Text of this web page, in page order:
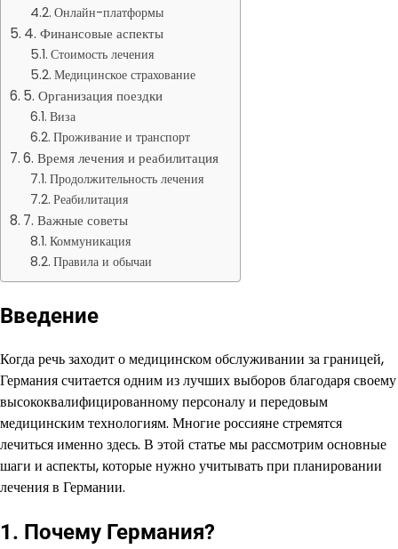
Онлайн-платформы
4. Финансовые аспекты
Стоимость лечения
Медицинское страхование
5. Организация поездки
Виза
Проживание и транспорт
6. Время лечения и реабилитация
Продолжительность лечения
Реабилитация
7. Важные советы
Коммуникация
Правила и обычаи
Введение
Когда речь заходит о медицинском обслуживании за границей,
Германия считается одним из лучших выборов благодаря своему
высококвалифицированному персоналу и передовым
медицинским технологиям. Многие россияне стремятся
лечиться именно здесь. В этой статье мы рассмотрим основные
шаги и аспекты, которые нужно учитывать при планировании
лечения в Германии.
1. Почему Германия?